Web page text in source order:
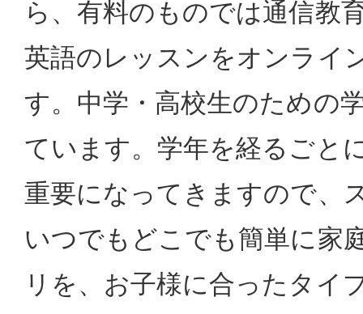
ら、有料のものでは通信教
英語のレッスンをオンライ
す。中学・高校生のための
ています。学年を経るごと
重要になってきますので、
いつでもどこでも簡単に家
リを、お子様に合ったタイ